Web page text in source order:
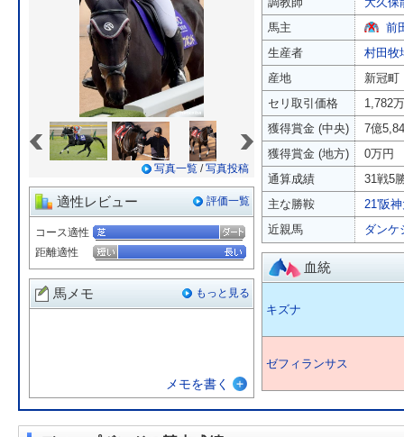
写真一覧 /写真投稿
適性レビュー 評価一覧
コース適性
距離適性
馬メモ もっと見る
メモを書く
馬主
前
生産者
村田牧
産地
新冠町
セリ取引価格
1,782
獲得賞金 (中央)
7億
獲得賞金 (地方)
0万円
通算成績
31戦5
主な勝鞍
21'阪
近親馬
ダンケ
血統
キズナ
ゼフィランサス